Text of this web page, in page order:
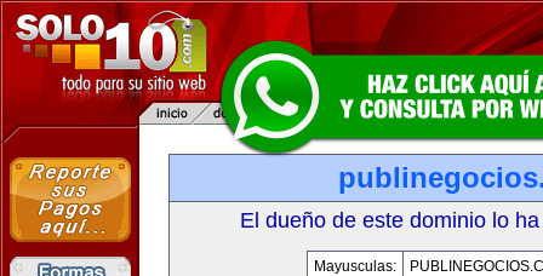
El dueño de este dominio lo
Mayusculas: